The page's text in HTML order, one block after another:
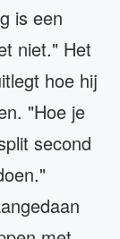
is een
niet." Het
hoe hij
"Hoe je
second